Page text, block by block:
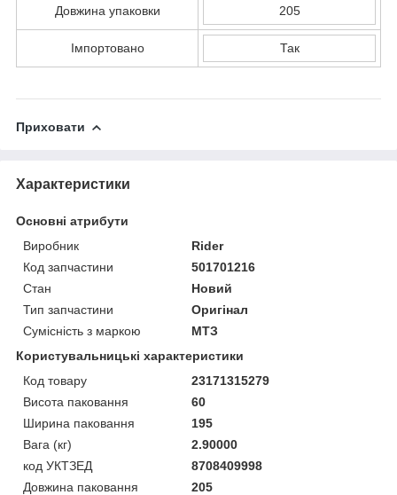
Довжина упаковки 205
Імпортовано Так
Приховати
Характеристики
Основні атрибути
Виробник
Rider
Код запчастини
501701216
Стан
Новий
Тип запчастини
Оригінал
Сумісність з маркою
МТЗ
Користувальницькі характеристики
Код товару
23171315279
Висота паковання
60
Ширина паковання
195
Вага (кг)
2.90000
код УКТЗЕД
8708409998
Довжина паковання
205